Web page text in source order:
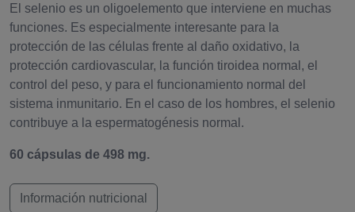
El selenio es un oligoelemento que interviene en muchas
funciones. Es especialmente interesante para la
protección de las células frente al daño oxidativo, la
protección cardiovascular, la función tiroidea normal, el
control del peso, y para el funcionamiento normal del
sistema inmunitario. En el caso de los hombres, el selenio
contribuye a la espermatogénesis normal.
60 cápsulas de 498 mg.
Información nutricional